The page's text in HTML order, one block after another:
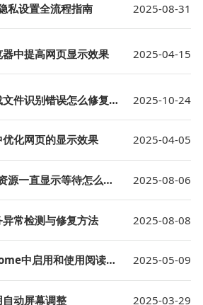
私设置全流程指南 2025-08-31
中提高网页显示效果 2025-04-15
别错误怎么修复格式设置 2025-10-24
化网页的显示效果 2025-04-05
一直显示等待怎么解决 2025-08-06
常检测与修复方法 2025-08-08
用和使用阅读进度条功能 2025-05-09
动屏幕调整 2025-03-29